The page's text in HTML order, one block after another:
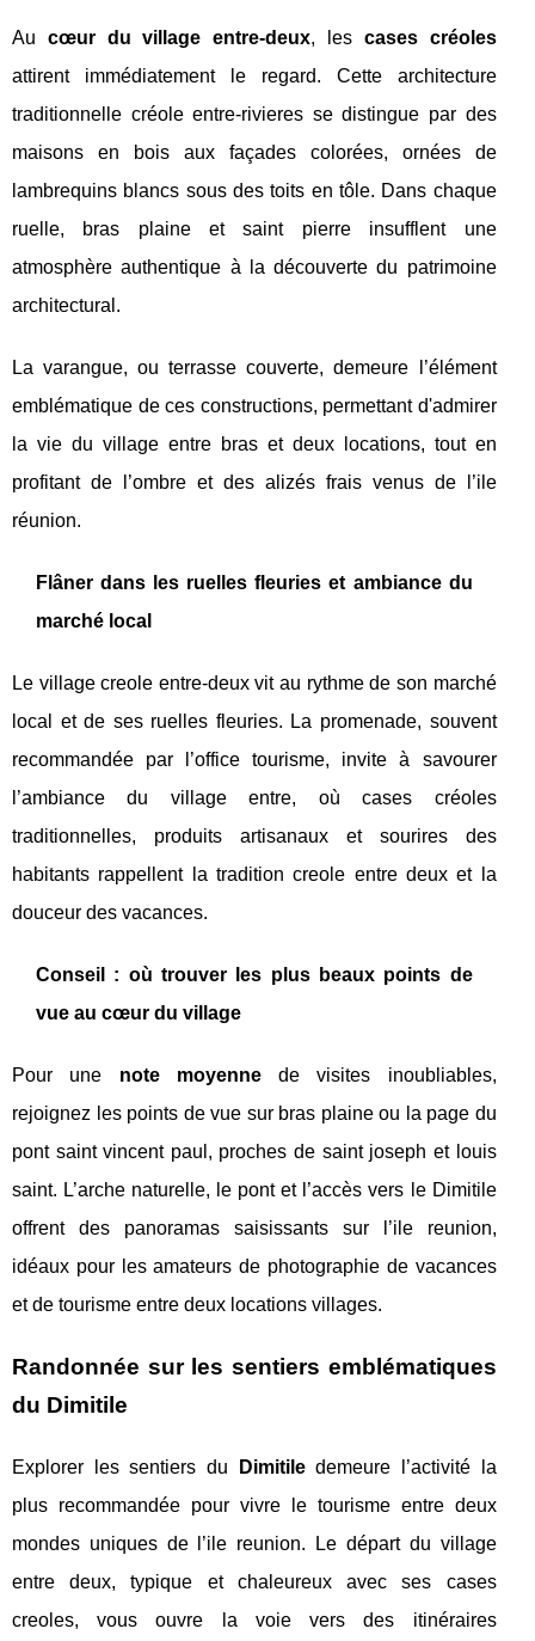
Au cœur du village entre-deux, les cases créoles
attirent immédiatement le regard. Cette architecture
traditionnelle créole entre-rivieres se distingue par des
maisons en bois aux façades colorées, ornées de
lambrequins blancs sous des toits en tôle. Dans chaque
ruelle, bras plaine et saint pierre insufflent une
atmosphère authentique à la découverte du patrimoine
architectural.
La varangue, ou terrasse couverte, demeure l’élément
emblématique de ces constructions, permettant d'admirer
la vie du village entre bras et deux locations, tout en
profitant de l’ombre et des alizés frais venus de l’ile
réunion.
Flâner dans les ruelles fleuries et ambiance du
marché local
Le village creole entre-deux vit au rythme de son marché
local et de ses ruelles fleuries. La promenade, souvent
recommandée par l’office tourisme, invite à savourer
l’ambiance du village entre, où cases créoles
traditionnelles, produits artisanaux et sourires des
habitants rappellent la tradition creole entre deux et la
douceur des vacances.
Conseil : où trouver les plus beaux points de
vue au cœur du village
Pour une note moyennede visites inoubliables,
rejoignez les points de vue sur bras plaine ou la page du
pont saint vincent paul, proches de saint joseph et louis
saint. L’arche naturelle, le pont et l’accès vers le Dimitile
offrent des panoramas saisissants sur l’ile reunion,
idéaux pour les amateurs de photographie de vacances
et de tourisme entre deux locations villages.
Randonnée sur les sentiers emblématiques
du Dimitile
Explorer les sentiers du Dimitiledemeure l’activité la
plus recommandée pour vivre le tourisme entre deux
mondes uniques de l’ile reunion. Le départ du village
entre deux, typique et chaleureux avec ses cases
creoles, vous ouvre la voie vers des itinéraires